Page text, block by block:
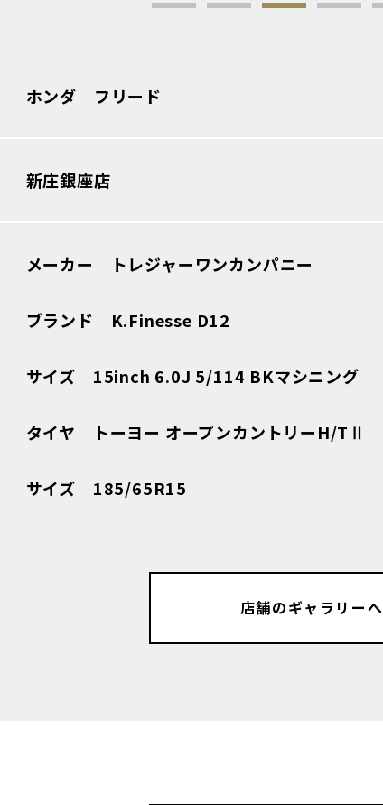
ホンダ フリード
新庄銀座店
メーカー トレジャーワンカンパニー
ブランド K.Finesse D12
サイズ 15inch 6.0J 5/114 BKマシニング
タイヤ トーヨー オープンカントリーH/TⅡ
サイズ 185/65R15
店舗のギャラリーへ